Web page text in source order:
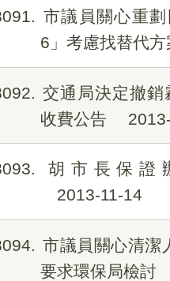
市議員關心重
6」考慮找替代方
交通局決定撤銷
收費公告
胡市長保證
2013-11-14
市議員關心清潔
要求環保局檢討